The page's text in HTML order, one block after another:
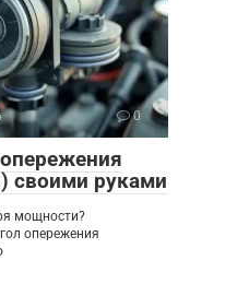
0
своими руками
мощности?
опережения